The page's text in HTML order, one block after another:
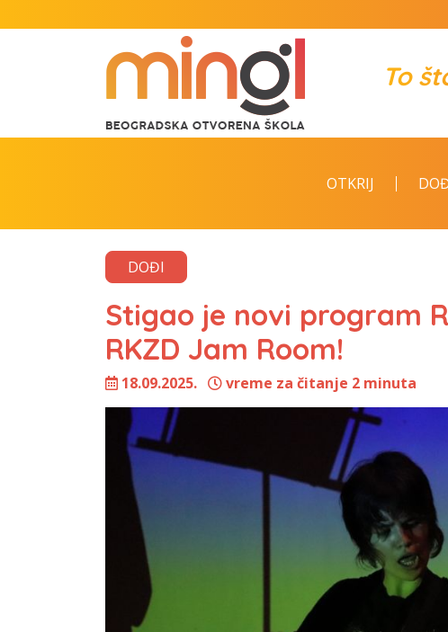
To
OTKRIJ
DOĐI
Stigao je novi program
RKZD Jam Room!
18.09.2025. vreme za čitanje 2 minuta